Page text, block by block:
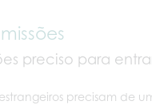
preciso para
precisam de